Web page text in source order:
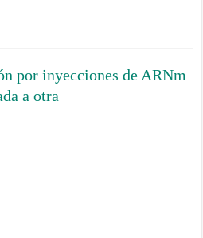
por inyecciones de ARNm
a otra